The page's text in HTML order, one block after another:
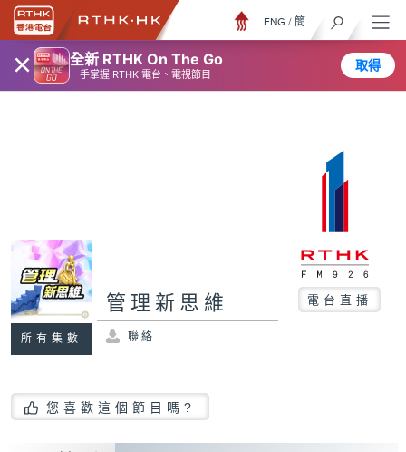
× 全新 RTHK On The Go
一手掌握 RTHK 電台、電視節目
取得
ENG / 簡
所有集數
管理新思維 電台直播
聯絡
您喜歡這個節目嗎?